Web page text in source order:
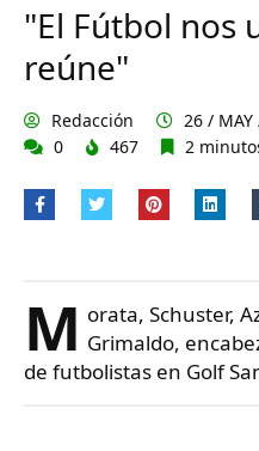
"El Fútbol nos
reúne"
Redacción
26 /
0
467 2
M orata, Schuster,
Grimaldo,
de futbolistas en Golf